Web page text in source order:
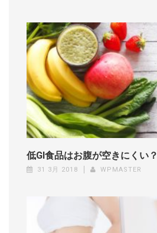
低GI食品はお腹が空きにくい？
31 3月 2018 WPMASTER